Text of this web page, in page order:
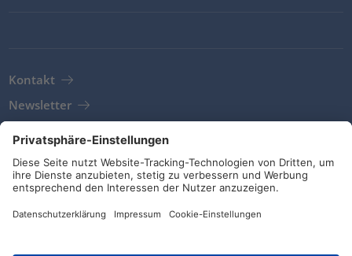
Kontakt
Newsletter
AGB
Richtlinien und Bekentnisse
Soziale Medien